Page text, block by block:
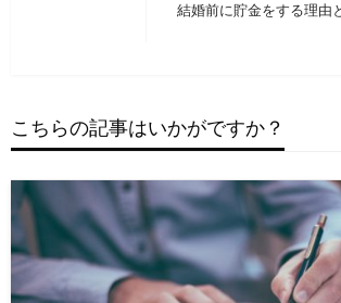
ー
シ
ョ
ン
結婚前に貯金をする理由
こちらの記事はいかがですか？